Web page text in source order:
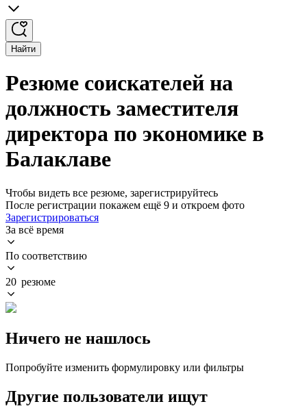
Найти
Резюме соискателей на
должность заместителя
директора по экономике в
Балаклаве
Чтобы видеть все резюме, зарегистрируйтесь
После регистрации покажем ещё 9 и откроем фото
Зарегистрироваться
За всё время
По соответствию
20 резюме
Ничего не нашлось
Попробуйте изменить формулировку или фильтры
Другие пользователи ищут